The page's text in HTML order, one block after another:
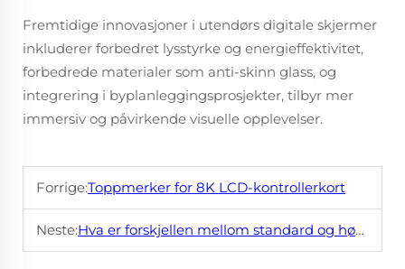
Fremtidige innovasjoner i utendørs digitale skjermer
inkluderer forbedret lysstyrke og energieffektivitet,
forbedrede materialer som anti-skinn glass, og
integrering i byplanleggingsprosjekter, tilbyr mer
immersiv og påvirkende visuelle opplevelser.
Forrige:Toppmerker for 8K LCD-kontrollerkort
Neste:Hva er forskjellen mellom standard og høylysige LCD-er?